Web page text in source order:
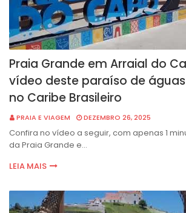
Praia Grande em Arraial do
vídeo deste paraíso de
no Caribe Brasileiro
PRAIA E VIAGEM DEZEMBRO 26, 2025
Confira no vídeo a seguir, com apenas 1
da Praia Grande e…
LEIA MAIS